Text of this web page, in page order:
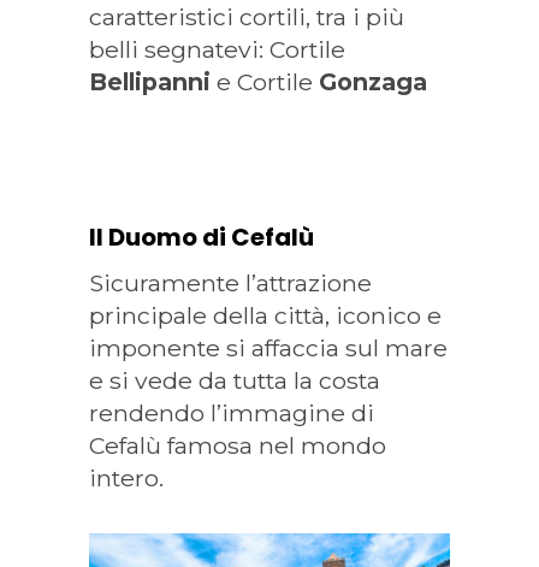
caratteristici cortili, tra i più
belli segnatevi: Cortile
Bellipanni e Cortile Gonzaga
Il Duomo di Cefalù
Sicuramente l’attrazione
principale della città, iconico e
imponente si affaccia sul mare
e si vede da tutta la costa
rendendo l’immagine di
Cefalù famosa nel mondo
intero.